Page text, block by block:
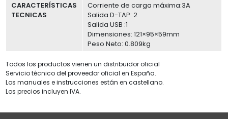
CARACTERÍSTICAS
TECNICAS
Corriente de carga máxima:3A
Salida D-TAP: 2
Salida USB :1
Dimensiones: 121×95×59mm
Peso Neto: 0.809kg
Todos los productos vienen un distribuidor oficial
Servicio técnico del proveedor oficial en España.
Los manuales e instrucciones están en castellano.
Los precios incluyen IVA.